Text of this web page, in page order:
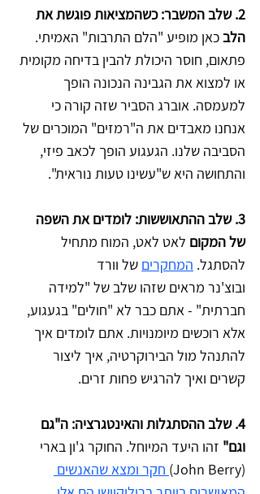
2. שלב המשבר: כשהמציאות פוגשת את
הלב כאן מופיע "הלם התרבות" האמיתי.
פתאום, חוסר היכולת להבין בדיחה מקומית
או למצוא את הגבינה הנכונה הופך
למעמסה. אוברג הסביר שזה קורה כי
אנחנו מאבדים את ה"רמזים" המוכרים של
הסביבה שלנו. הגעגוע הופך לכאב פיזי,
והתחושה היא ש"עשינו טעות נוראית".
3. שלב ההתאוששות: לומדים את השפה
של המקום לאט לאט, המוח מתחיל
להסתגל. המחקרים של וורד
ובוצ'נר מראים שזהו שלב של "למידה
חברתית" - אתם כבר לא "חולים" בגעגוע,
אלא רוכשים מיומנויות. אתם לומדים איך
להתנהל מול הבירוקרטיה, איך ליצור
קשרים ואיך להרגיש פחות זרים.
4. שלב ההסתגלות והאינטגרציה: ה"גם
וגם" זהו היעד המיוחל. החוקר ג'ון בארי
(John Berry)
חקר ומצא שהאנשים